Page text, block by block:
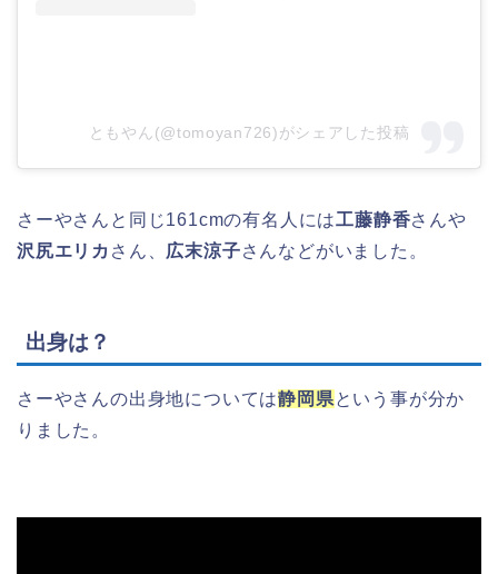
ともやん(@tomoyan726)がシェアした投稿
さーやさんと同じ161cmの有名人には工藤静香さんや
沢尻エリカ さん、 広末涼子さんなどがいました。
出身は？
さーやさんの出身地については静岡県という事が分か
りました。